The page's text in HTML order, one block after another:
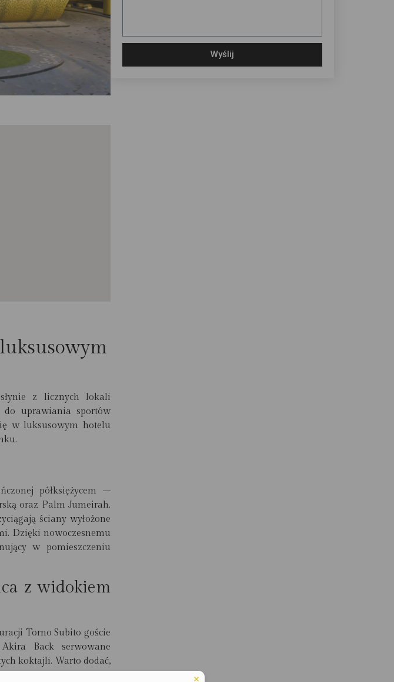
z licznych lokali
do uprawiania sportów
w luksusowym hotelu
półksiężycem –
oraz Palm Jumeirah.
ściany wyłożone
Dzięki nowoczesnemu
w pomieszczeniu
z widokiem
Torno Subito goście
Back serwowane
koktajli. Warto dodać,
słońca.
Wyślij